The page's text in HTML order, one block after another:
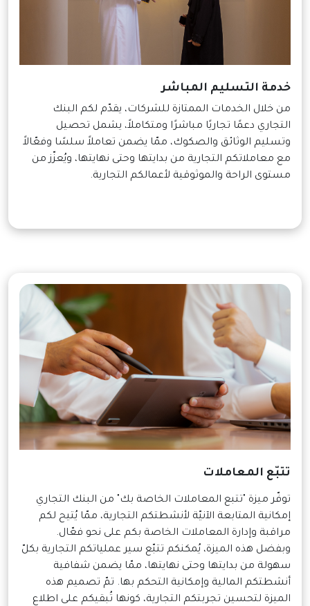
خدمة التسليم المباشر
من خلال الخدمات الممتازة للشركات، يقدّم لكم البنك
التجاري دعمًا تجاريًا مباشرًا ومتكاملاً، يشمل تحصيل
وتسليم الوثائق والصكوك، ممّا يضمن تعاملاً سلسًا وفعّالاً
مع معاملاتكم التجارية من بدايتها وحتى نهايتها، ويُعزّز من
مستوى الراحة والموثوقية لأعمالكم التجارية.
تتبّع المعاملات
توفّر ميزة "تتبع المعاملات الخاصة بك" من البنك التجاري
إمكانية المتابعة الآنيّة لأنشطتكم التجارية، ممّا يُتيح لكم
مراقبة وإدارة المعاملات الخاصة بكم على نحو فعّال.
وبفضل هذه الميزة، يُمكنكم تتبّع سير عملياتكم التجارية بكلّ
سهولة من بدايتها وحتى نهايتها، ممّا يضمن شفافية
أنشطتكم المالية وإمكانية التحكم بها. تمّ تصميم هذه
الميزة لتحسين تجربتكم التجارية، كونها تُبقيكم على اطلاع